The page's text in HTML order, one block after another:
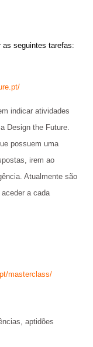
as seguintes tarefas:
indicar atividades
Design the Future.
possuem uma
irem ao
Atualmente são
a cada
masterclass/
aptidões